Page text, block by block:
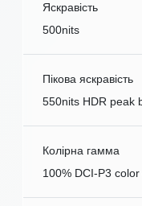
Яскравість
500nits
Пікова яскравість
550nits HDR peak
Колірна гамма
100% DCI-P3